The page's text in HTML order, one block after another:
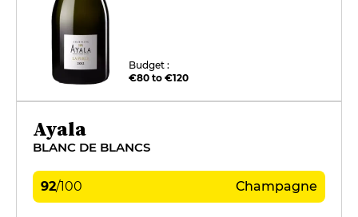
Budget :
€80 to €120
Ayala
BLANC DE BLANCS
92/100 Champagne